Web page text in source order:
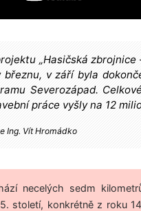
„Hasičská
v září byla
Severozápad.
práce vyšly na 12
Ing. Vít Hromádko
necelých sedm
století, konkrétně z roku